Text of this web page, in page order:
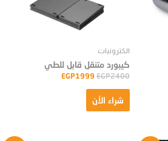
الكترونيات
كيبورد متنقل قابل للطي
EGP2400
EGP1999
شراء الأن